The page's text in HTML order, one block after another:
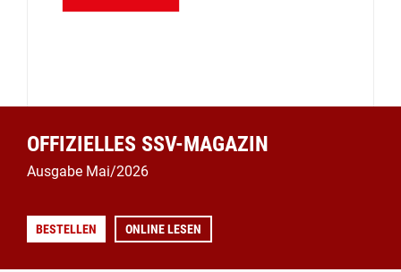
OFFIZIELLES SSV-MAGAZIN
Ausgabe Mai/2026
BESTELLEN ONLINE LESEN